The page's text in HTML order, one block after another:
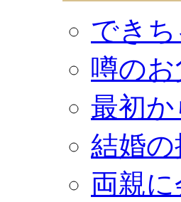
でき
噂の
最初
結婚
両親